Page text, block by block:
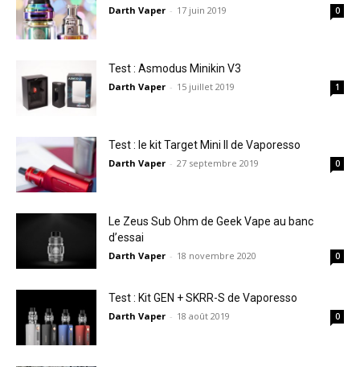
Darth Vaper - 17 juin 2019 0
Test : Asmodus Minikin V3
Darth Vaper - 15 juillet 2019 1
Test : le kit Target Mini II de Vaporesso
Darth Vaper - 27 septembre 2019 0
Le Zeus Sub Ohm de Geek Vape au banc
d’essai
Darth Vaper - 18 novembre 2020 0
Test : Kit GEN + SKRR-S de Vaporesso
Darth Vaper - 18 août 2019 0